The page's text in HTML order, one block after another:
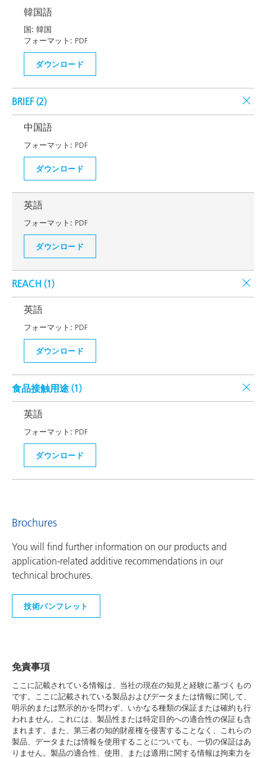
韓国語
国: 韓国
フォーマット: PDF
ダウンロード
BRIEF (2)
中国語
フォーマット: PDF
ダウンロード
英語
フォーマット: PDF
ダウンロード
REACH (1)
英語
フォーマット: PDF
ダウンロード
食品接触用途 (1)
英語
フォーマット: PDF
ダウンロード
Brochures
You will find further information on our products and
application-related additive recommendations in our
technical brochures.
技術パンフレット
免責事項
ここに記載されている情報は、当社の現在の知見と経験に基づくもの
です。ここに記載されている製品およびデータまたは情報に関して、
明示的または黙示的かを問わず、いかなる種類の保証または確約も行
われません。これには、製品性または特定目的への適合性の保証も含
まれます。また、第三者の知的財産権を侵害することなく、これらの
製品、データまたは情報を使用することについても、一切の保証はあ
りません。製品の適合性、使用、または適用に関する情報は拘束力を